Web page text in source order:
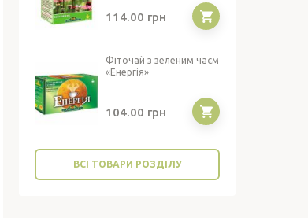
114.00 грн
Фіточай з зеленим чаєм
«Енергія»
104.00 грн
ВСІ ТОВАРИ РОЗДІЛУ